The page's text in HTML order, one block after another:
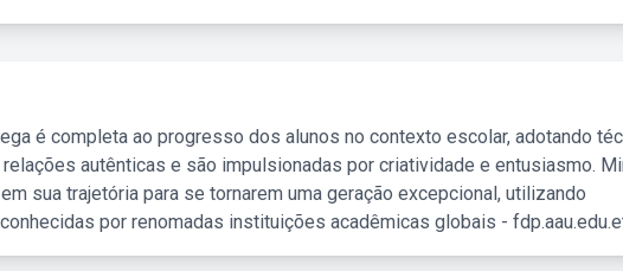
é completa ao progresso dos alunos no contexto escolar, adotando
autênticas e são impulsionadas por criatividade e entusiasmo.
sua trajetória para se tornarem uma geração excepcional, utilizando
por renomadas instituições acadêmicas globais -